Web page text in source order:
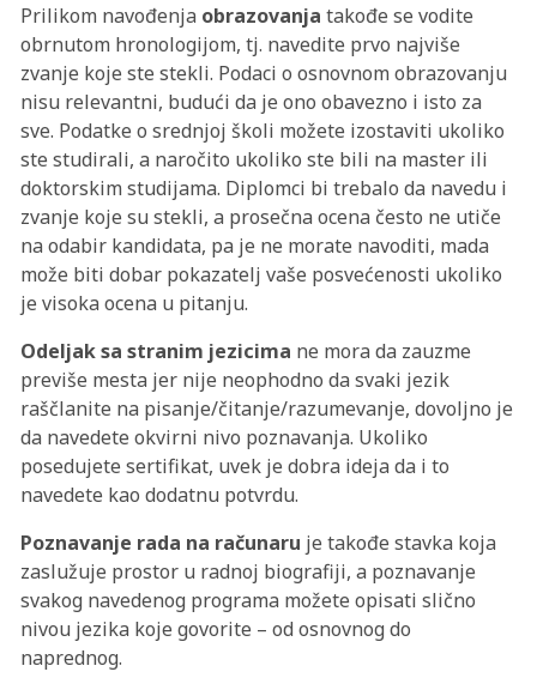
Prilikom navođenja obrazovanja takođe se vodite
obrnutom hronologijom, tj. navedite prvo najviše
zvanje koje ste stekli. Podaci o osnovnom obrazovanju
nisu relevantni, budući da je ono obavezno i isto za
sve. Podatke o srednjoj školi možete izostaviti ukoliko
ste studirali, a naročito ukoliko ste bili na master ili
doktorskim studijama. Diplomci bi trebalo da navedu i
zvanje koje su stekli, a prosečna ocena često ne utiče
na odabir kandidata, pa je ne morate navoditi, mada
može biti dobar pokazatelj vaše posvećenosti ukoliko
je visoka ocena u pitanju.
Odeljak sa stranim jezicima ne mora da zauzme
previše mesta jer nije neophodno da svaki jezik
raščlanite na pisanje/čitanje/razumevanje, dovoljno je
da navedete okvirni nivo poznavanja. Ukoliko
posedujete sertifikat, uvek je dobra ideja da i to
navedete kao dodatnu potvrdu.
Poznavanje rada na računaru je takođe stavka koja
zaslužuje prostor u radnoj biografiji, a poznavanje
svakog navedenog programa možete opisati slično
nivou jezika koje govorite – od osnovnog do
naprednog.